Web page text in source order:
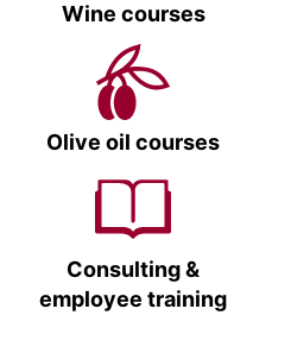
Wine courses
Olive oil courses
Consulting &
employee training